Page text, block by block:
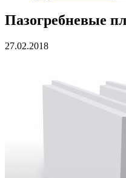
Пазогребневые
27.02.2018